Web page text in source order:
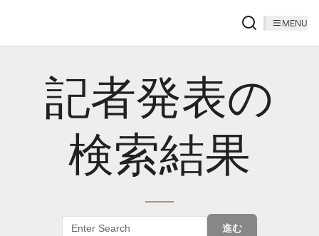
MENU
記者発表の
検索結果
進む